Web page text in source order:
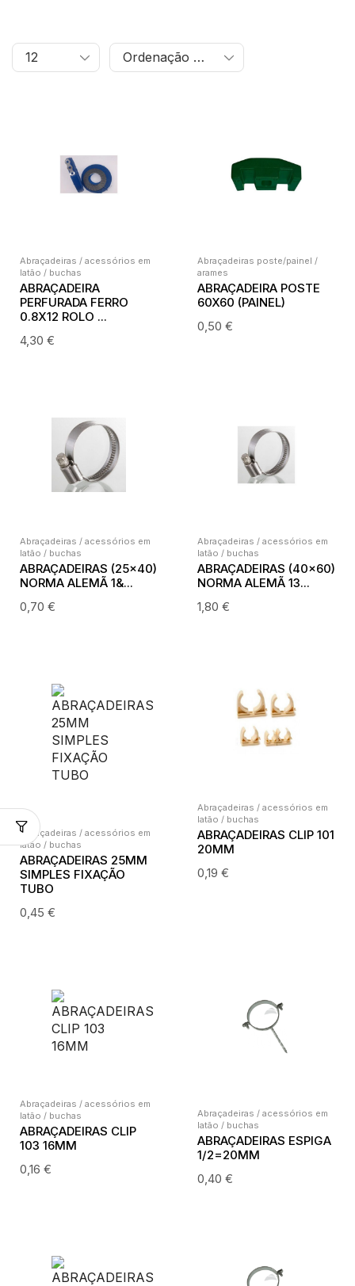
Abraçadeiras / acessórios em
latão / buchas
ABRAÇADEIRA
PERFURADA FERRO
0.8X12 ROLO ...
4,30 €
Abraçadeiras poste/painel /
arames
ABRAÇADEIRA POSTE
60X60 (PAINEL)
0,50 €
Abraçadeiras / acessórios em
latão / buchas
ABRAÇADEIRAS (25×40)
NORMA ALEMÃ 1&...
0,70 €
Abraçadeiras / acessórios em
latão / buchas
ABRAÇADEIRAS (40×60)
NORMA ALEMÃ 13...
1,80 €
Abraçadeiras / acessórios em
latão / buchas
ABRAÇADEIRAS 25MM
SIMPLES FIXAÇÃO
TUBO
0,45 €
Abraçadeiras / acessórios em
latão / buchas
ABRAÇADEIRAS CLIP 101
20MM
0,19 €
Abraçadeiras / acessórios em
latão / buchas
ABRAÇADEIRAS CLIP
103 16MM
0,16 €
Abraçadeiras / acessórios em
latão / buchas
ABRAÇADEIRAS ESPIGA
1/2=20MM
0,40 €